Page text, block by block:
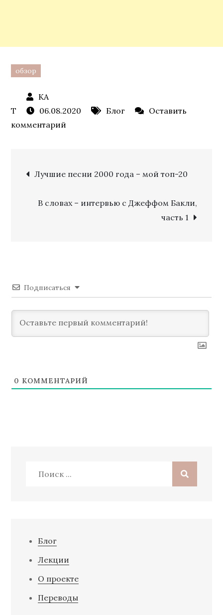
обзор
06.08.2020 Блог
Оставить
комментарий
года
мой
Навигация
по
Лучшие песни 2000 года – мой топ-20
В словах – интервью с Джеффом Бакли,
часть 1
Подписаться
0 КОММЕНТАРИЙ
Блог
Лекции
О проекте
Переводы